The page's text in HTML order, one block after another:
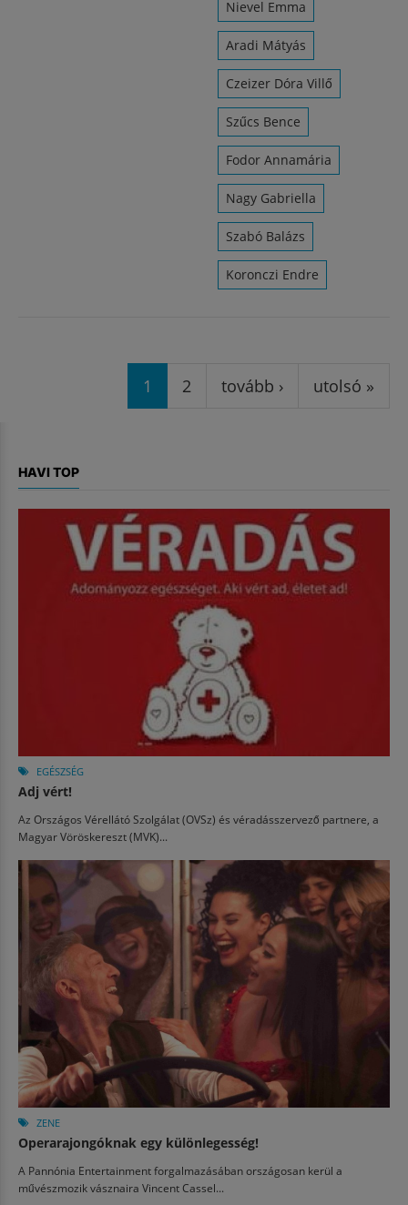
Nievel Emma
Aradi Mátyás
Czeizer Dóra Villő
Szűcs Bence
Fodor Annamária
Nagy Gabriella
Szabó Balázs
Koronczi Endre
1 2 tovább › utolsó »
HAVI TOP
EGÉSZSÉG
Adj vért!
Az Országos Vérellátó Szolgálat (OVSz) és véradásszervező partnere, a
Magyar Vöröskereszt (MVK)...
ZENE
Operarajongóknak egy különlegesség!
A Pannónia Entertainment forgalmazásában országosan kerül a
művészmozik vásznaira Vincent Cassel...